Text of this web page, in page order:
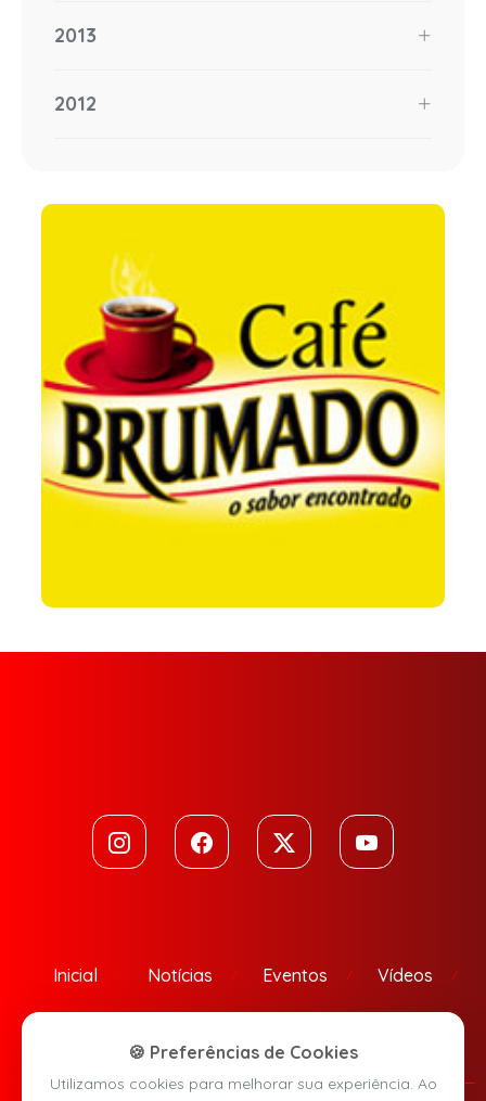
2013
2012
Inicial Notícias Eventos Vídeos
🍪 Preferências de Cookies
Utilizamos cookies para melhorar sua experiência. Ao